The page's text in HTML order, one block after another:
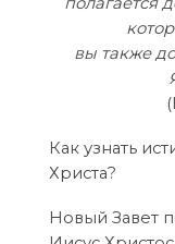
вы также
Как узнать
Христа?
Новый Завет